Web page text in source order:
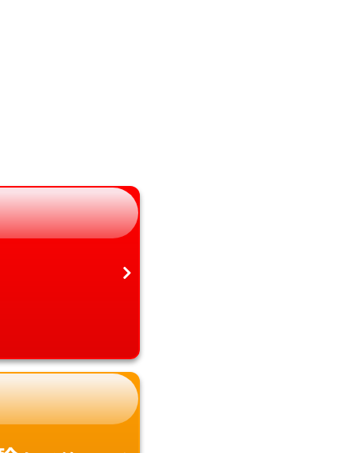
愛知県
沖縄県